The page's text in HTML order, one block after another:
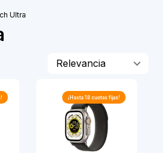
Ultra
Relevancia
¡Hasta 18cuotas fijas!